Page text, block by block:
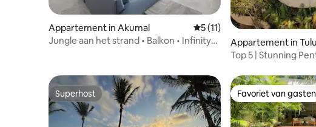
Appartement in Akumal Gemiddelde beoordeling van
5 (11)
Jungle aan het strand • Balkon • Infinity-
Appartement in
Top 5 | Stunning
Superhost
Superhost Favoriet van gasten
Favoriet van gasten